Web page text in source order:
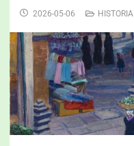
2026-05-06 HISTORIA